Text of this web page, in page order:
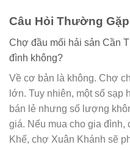
Câu Hỏi Thường Gặp
Chợ đầu mối hải sản Cần
đình không?
Về cơ bản là không. Chợ
lớn. Tuy nhiên, một số sạp
bán lẻ nhưng số lượng
giá. Nếu mua cho gia
Khế, chợ Xuân Khánh sẽ